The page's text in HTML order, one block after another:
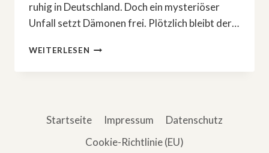
ruhig in Deutschland. Doch ein mysteriöser
Unfall setzt Dämonen frei. Plötzlich bleibt der…
WEITERLESEN COMEDYSERIE:
–
Startseite Impressum
Datenschutz
Cookie-Richtlinie (EU)